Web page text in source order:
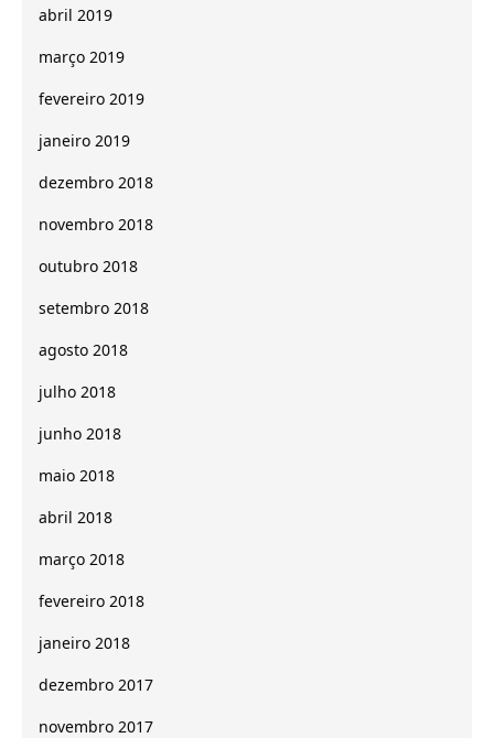
abril 2019
março 2019
fevereiro 2019
janeiro 2019
dezembro 2018
novembro 2018
outubro 2018
setembro 2018
agosto 2018
julho 2018
junho 2018
maio 2018
abril 2018
março 2018
fevereiro 2018
janeiro 2018
dezembro 2017
novembro 2017